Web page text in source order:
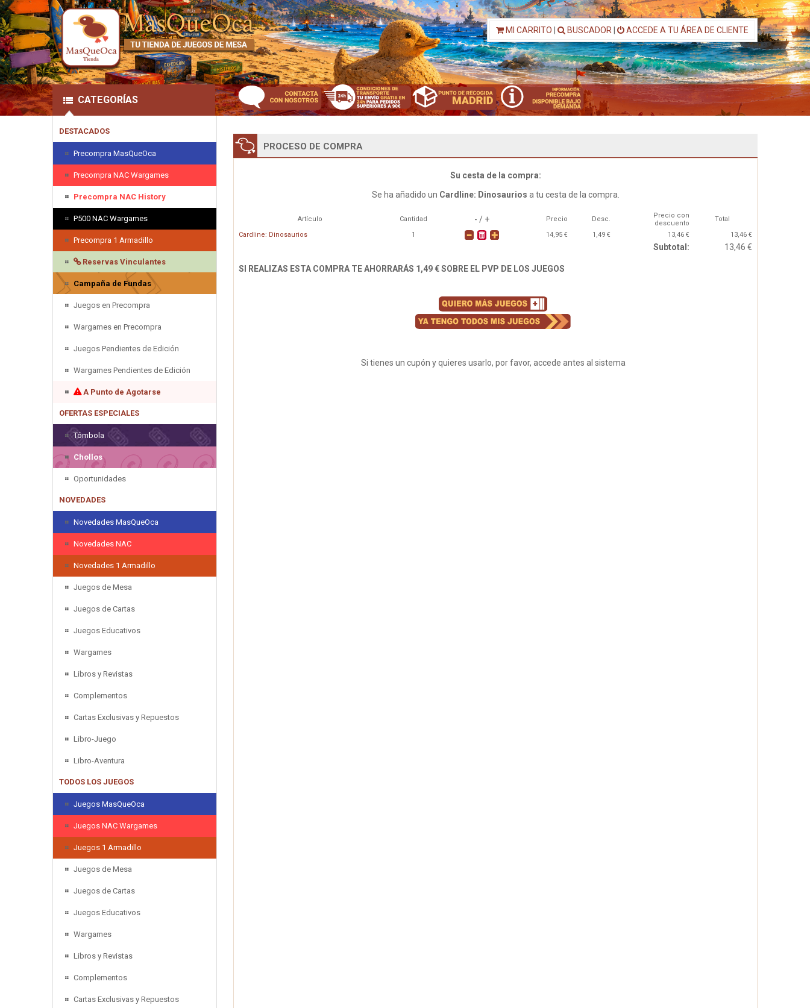
MI CARRITO BUSCADOR ACCEDE A TU ÁREA DE CLIENTE
CATEGORÍAS
DESTACADOS
Precompra MasQueOca
Precompra NAC Wargames
Precompra NAC History
P500 NAC Wargames
Precompra 1 Armadillo
Reservas Vinculantes
Campaña de Fundas
Juegos en Precompra
Wargames en Precompra
Juegos Pendientes de Edición
Wargames Pendientes de Edición
A Punto de Agotarse
OFERTAS ESPECIALES
Tómbola
Chollos
Oportunidades
NOVEDADES
Novedades MasQueOca
Novedades NAC
Novedades 1 Armadillo
Juegos de Mesa
Juegos de Cartas
Juegos Educativos
Wargames
Libros y Revistas
Complementos
Cartas Exclusivas y Repuestos
Libro-Juego
Libro-Aventura
TODOS LOS JUEGOS
Juegos MasQueOca
Juegos NAC Wargames
Juegos 1 Armadillo
Juegos de Mesa
Juegos de Cartas
Juegos Educativos
Wargames
Libros y Revistas
Complementos
Cartas Exclusivas y Repuestos
PROCESO DE COMPRA
Su cesta de la compra:
Se ha añadido un Cardline: Dinosaurios a tu cesta de la compra.
Artículo Cantidad - / + Precio Desc.
Precio con
descuento
Total
Cardline: Dinosaurios
1 14,95 € 1,49 € 13,46 € 13,46 €
Subtotal: 13,46 €
SI REALIZAS ESTA COMPRA TE AHORRARÁS 1,49 € SOBRE EL PVP DE LOS JUEGOS
Si tienes un cupón y quieres usarlo, por favor, accede antes al sistema